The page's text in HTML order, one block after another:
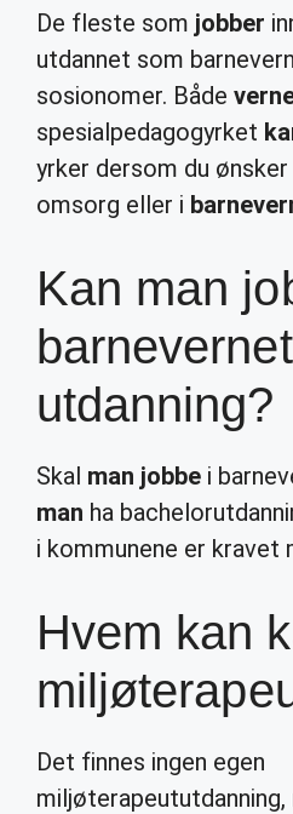
De fleste som jobber
utdannet som
sosionomer. Både
spesialpedagogyrket
yrker dersom du ønsker
omsorg eller i
Kan man
utdanning?
Skal man jobbe i
man ha
i kommunene er kravet
Hvem kan
Det finnes ingen egen
miljøterapeututdanning,